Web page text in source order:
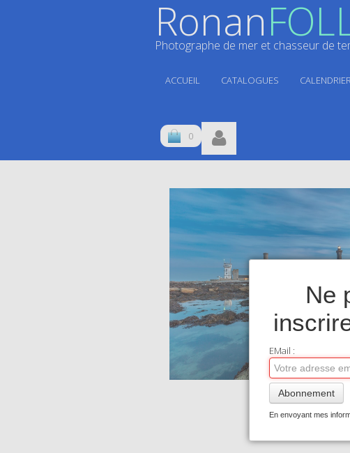
Ronan
Photographe de mer et chasseur de
ACCUEIL CATALOGUES
0
Ne
EMail :
Abonnement
En envoyant mes